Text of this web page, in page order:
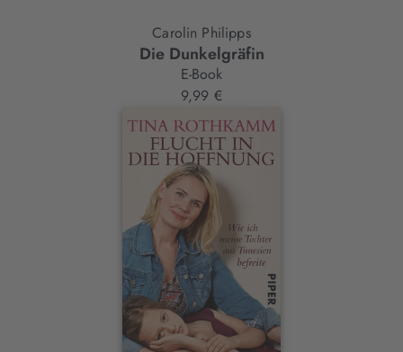
Carolin Philipps
Die Dunkelgräfin
E-Book
9,99 €